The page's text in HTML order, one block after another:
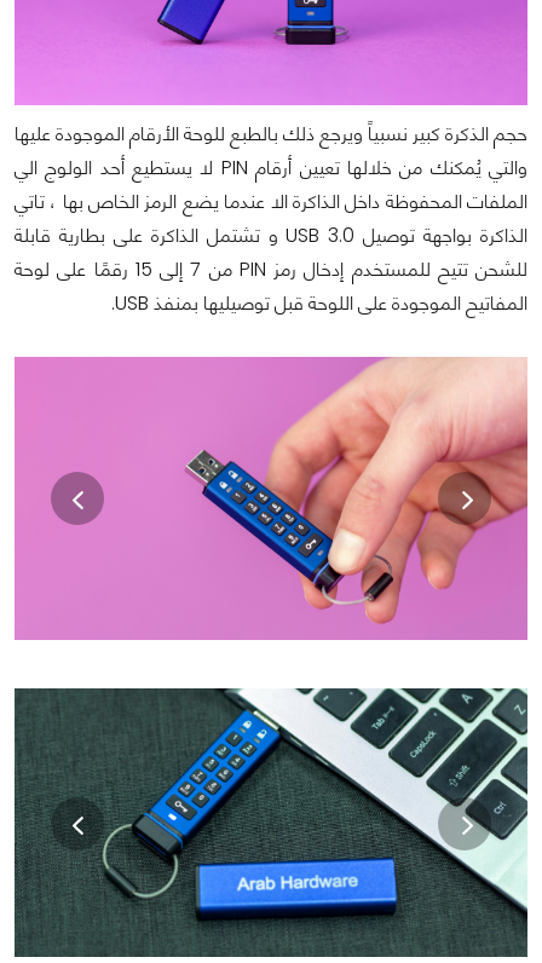
حجم الذكرة كبير نسبياً ويرجع ذلك بالطبع للوحة الأرقام الموجودة عليها
والتي يُمكنك من خلالها تعيين أرقام PIN لا يستطيع أحد الولوج الي
الملفات المحفوظة داخل الذاكرة الا عندما يضع الرمز الخاص بها ، تاتي
الذاكرة بواجهة توصيل USB 3.0 و تشتمل الذاكرة على بطارية قابلة
للشحن تتيح للمستخدم إدخال رمز PIN من 7 إلى 15 رقمًا على لوحة
المفاتيح الموجودة على اللوحة قبل توصيليها بمنفذ USB.